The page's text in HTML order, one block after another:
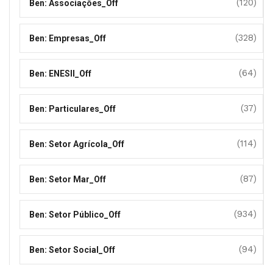
Ben: Associações_Off (120)
Ben: Empresas_Off (328)
Ben: ENESII_Off (64)
Ben: Particulares_Off (37)
Ben: Setor Agrícola_Off (114)
Ben: Setor Mar_Off (87)
Ben: Setor Público_Off (934)
Ben: Setor Social_Off (94)